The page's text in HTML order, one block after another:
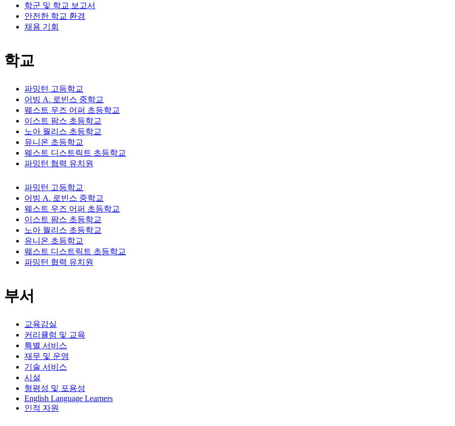
학군 및 학교 보고서
안전한 학교 환경
채용 기회
학교
파밍턴 고등학교
어빙 A. 로빈스 중학교
웨스트 우즈 어퍼 초등학교
이스트 팜스 초등학교
노아 월리스 초등학교
유니온 초등학교
웨스트 디스트릭트 초등학교
파밍턴 협력 유치원
파밍턴 고등학교
어빙 A. 로빈스 중학교
웨스트 우즈 어퍼 초등학교
이스트 팜스 초등학교
노아 월리스 초등학교
유니온 초등학교
웨스트 디스트릭트 초등학교
파밍턴 협력 유치원
부서
교육감실
커리큘럼 및 교육
특별 서비스
재무 및 운영
기술 서비스
시설
형평성 및 포용성
English Language Learners
인적 자원